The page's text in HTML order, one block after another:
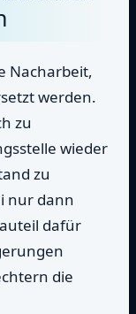
Nacharbeit,
werden.
zu
wieder
zu
nur dann
dafür
die